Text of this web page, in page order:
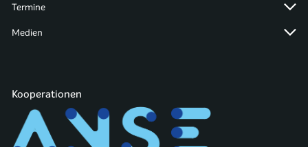
Termine
Medien
Kooperationen